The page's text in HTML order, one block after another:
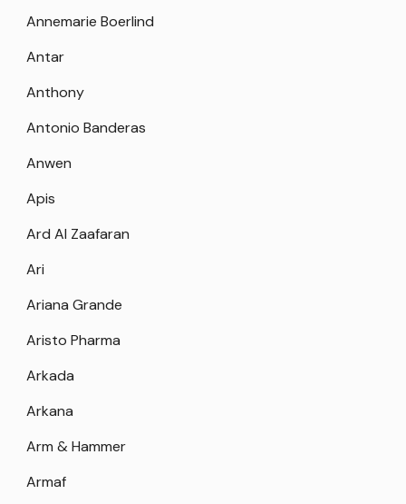
Annemarie Boerlind
Antar
Anthony
Antonio Banderas
Anwen
Apis
Ard Al Zaafaran
Ari
Ariana Grande
Aristo Pharma
Arkada
Arkana
Arm & Hammer
Armaf